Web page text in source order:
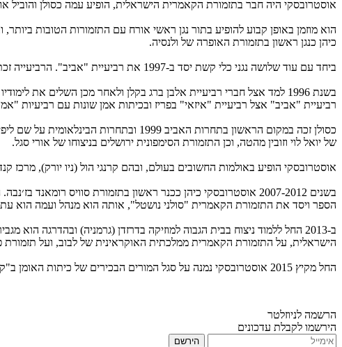
אוסטרובסקי היה חבר בתזמורת הקאמרית הישראלית, הופיע עמה כסולן והוביל אותה גם כנגן ראשי. בעונת 1998-1999 כיהן
כיהן כנגן ראשון בתזמורת האופרה של ולנסיה.
ביחד עם עוד שלושה נגני כלי קשת יסד ב-1997 את רביעיית "אביב". הרביעייה זכתה בכמה תחרויות בינלאומיות יוקרתיות, וקנתה לעצמה מוניטין כאחת הטובות והמובילות בעולם המוזיקה הקאמרית.
בשנת 1996 למד אצל חברי רביעיית אלבן ברג בקלן ולאחר מכן השלים
רביעיית "אביב" אצל רביעיית "איזאי" בפריז ובכיתות אמן שונות עם רביעיות
כסולן זכה במקום הראשון בתחרות
של יואל לוי וזובין מהטה, וכן התזמורת הסימפונית ירושלים בניצוחו של אורי סגל.
אוסטרובסקי הופיע באולמות החשובים בעולם, ובהם קרנגי הול (ניו יורק), מרכז
הספר ויסד את התזמורת הקאמרית "סולני נושטל", אותה הוא מנהל ועמה הוא
ב-2013 החל ללמוד ניצוח בבית הגבוה למוזיקה בדרזדן (גרמניה) ובהדרגה
הישראלית, על התזמורת הקאמרית ממלכתית האוקראינית של לבוב, ועל תזמורת
החל מקיץ 2015 אוסטרובסקי נמנה על סגל המורים הבכירים של כיתות האומן ב"קשת אילון".
הרשמה לניוזלטר
הירשמו לקבלת עדכונים
הירשם